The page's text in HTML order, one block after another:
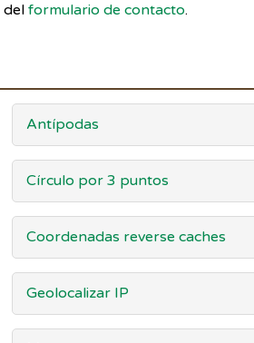
delformulario de contacto.
Antípodas
Círculo por 3 puntos
Coordenadas reverse caches
Geolocalizar IP